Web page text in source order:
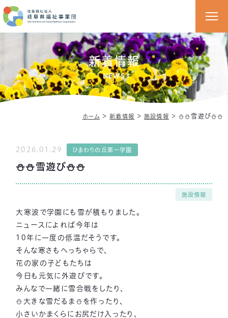
新着情報
NEWS
ホーム ＞新着情報 ＞施設情報 ＞⛄⛄雪遊び⛄⛄
2026.01.29 ひまわりの丘第一学園
⛄⛄雪遊び⛄⛄
施設情報
大寒波で学園にも雪が積もりました。
ニュースによれば今年は
10年に一度の低温だそうです。
そんな寒さもへっちゃらで、
花の家の子どもたちは
今日も元気に外遊びです。
みんなで一緒に雪合戦をしたり、
⛄大きな雪だるま⛄を作ったり、
小さいかまくらにお尻だけ入ったり、